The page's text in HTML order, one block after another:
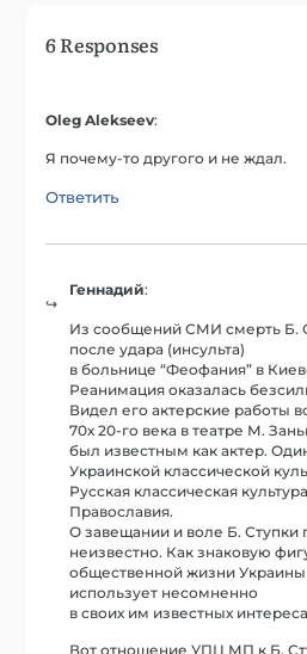
6 Responses
Oleg Alekseev:
Я почему-то другого и не ждал.
Ответить
Геннадий:
Из сообщений СМИ смерть Б.
после удара (инсульта)
в больнице “Феофания” в
Реанимация оказалась
Видел его актерские работы
70х 20-го века в театре М.
был известным как актер.
Украинской классической
Русская классическая
Православия.
О завещании и воле Б. Ступки
неизвестно. Как знаковую
общественной жизни
использует несомненно
в своих им известных
Вот отношение УПЦ МП к Б.